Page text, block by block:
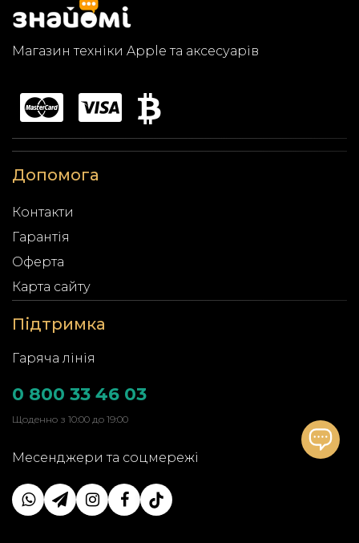
Магазин техніки Apple та аксесуарів
Допомога
Контакти
Гарантія
Оферта
Карта сайту
Підтримка
Гаряча лінія
0 800 33 46 03
Щоденно з 10:00 до 19:00
Месенджери та соцмережі